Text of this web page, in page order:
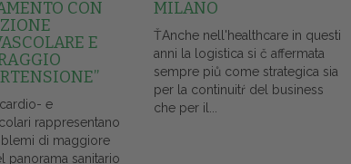
CON
E
e
rappresentano
di maggiore
panorama sanitario
MILANO
ŤAnche nell'healthcare in questi
anni la logistica si č affermata
sempre piů come strategica sia
per la continuitŕ del business
che per il...